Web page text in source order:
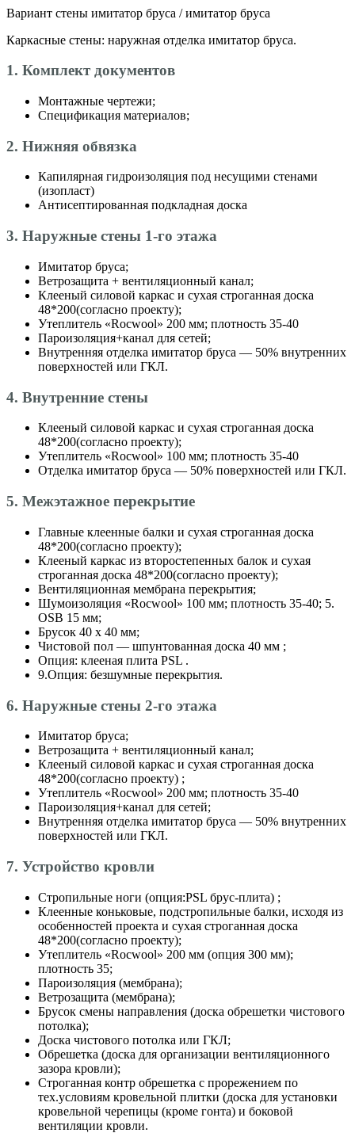
Вариант стены имитатор бруса / имитатор бруса
Каркасные стены: наружная отделка имитатор бруса.
1. Комплект документов
Монтажные чертежи;
Спецификация материалов;
2. Нижняя обвязка
Капилярная гидроизоляция под несущими стенами
(изопласт)
Антисептированная подкладная доска
3. Наружные стены 1-го этажа
Имитатор бруса;
Ветрозащита + вентиляционный канал;
Клееный силовой каркас и сухая строганная доска
48*200(согласно проекту);
Утеплитель «Roсwool» 200 мм; плотность 35-40
Пароизоляция+канал для сетей;
Внутренняя отделка имитатор бруса — 50% внутренних
поверхностей или ГКЛ.
4. Внутренние стены
Клееный силовой каркас и сухая строганная доска
48*200(согласно проекту);
Утеплитель «Roсwool» 100 мм; плотность 35-40
Отделка имитатор бруса — 50% поверхностей или ГКЛ.
5. Межэтажное перекрытие
Главные клеенные балки и сухая строганная доска
48*200(согласно проекту);
Клееный каркас из второстепенных балок и сухая
строганная доска 48*200(согласно проекту);
Вентиляционная мембрана перекрытия;
Шумоизоляция «Roсwool» 100 мм; плотность 35-40; 5.
OSB 15 мм;
Брусок 40 х 40 мм;
Чистовой пол — шпунтованная доска 40 мм ;
Опция: клееная плита PSL .
9.Опция: безшумные перекрытия.
6. Наружные стены 2-го этажа
Имитатор бруса;
Ветрозащита + вентиляционный канал;
Клееный силовой каркас и сухая строганная доска
48*200(согласно проекту) ;
Утеплитель «Roсwool» 200 мм; плотность 35-40
Пароизоляция+канал для сетей;
Внутренняя отделка имитатор бруса — 50% внутренних
поверхностей или ГКЛ.
7. Устройство кровли
Стропильные ноги (опция:PSL брус-плита) ;
Клеенные коньковые, подстропильные балки, исходя из
особенностей проекта и сухая строганная доска
48*200(согласно проекту);
Утеплитель «Roсwool» 200 мм (опция 300 мм);
плотность 35;
Пароизоляция (мембрана);
Ветрозащита (мембрана);
Брусок смены направления (доска обрешетки чистового
потолка);
Доска чистового потолка или ГКЛ;
Обрешетка (доска для организации вентиляционного
зазора кровли);
Строганная контр обрешетка с прорежением по
тех.условиям кровельной плитки (доска для установки
кровельной черепицы (кроме гонта) и боковой
вентиляции кровли.